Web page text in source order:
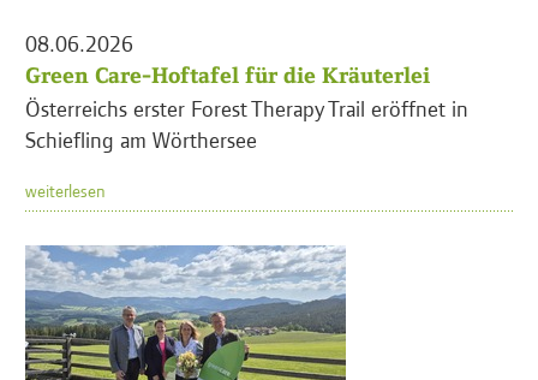
08.06.2026
Green Care-Hoftafel für die Kräuterlei
Österreichs erster Forest Therapy Trail eröffnet in
Schiefling am Wörthersee
weiterlesen